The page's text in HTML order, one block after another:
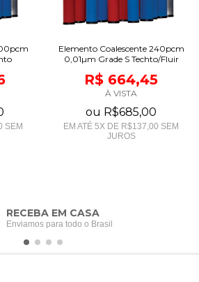
SEM
Elemento Coalescente 240pcm
0,01µm Grade S Techto/Fluir
R$ 664,45
À VISTA
ou R$685,00
EM ATÉ 5X DE R$137,00 SEM
JUROS
RECEBA EM CASA
Enviamos para todo o Brasil